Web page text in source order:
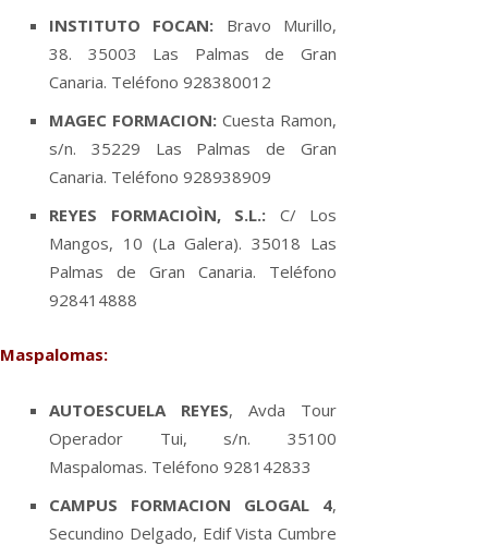
INSTITUTO FOCAN: Bravo Murillo,
38. 35003 Las Palmas de Gran
Canaria. Teléfono 928380012
MAGEC FORMACION: Cuesta Ramon,
s/n. 35229 Las Palmas de Gran
Canaria. Teléfono 928938909
REYES FORMACIOÌN, S.L.: C/ Los
Mangos, 10 (La Galera). 35018 Las
Palmas de Gran Canaria. Teléfono
928414888
Maspalomas:
AUTOESCUELA REYES, Avda Tour
Operador Tui, s/n. 35100
Maspalomas. Teléfono 928142833
CAMPUS FORMACION GLOGAL 4,
Secundino Delgado, Edif Vista Cumbre